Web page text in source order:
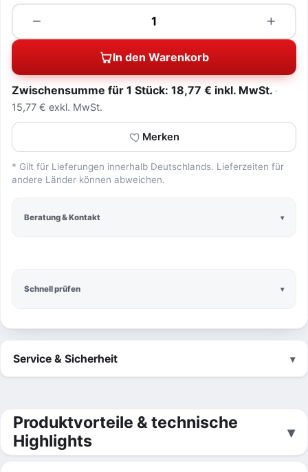
Schnell prüfen
−
Menge +
In den Warenkorb
Zwischensumme für 1 Stück: 18,77 € inkl. MwSt.
15,77 € exkl. MwSt.
Merken
* Gilt für Lieferungen innerhalb Deutschlands. Lieferzeiten für
andere Länder können abweichen.
Beratung & Kontakt
Service & Sicherheit
Produktvorteile & technische
Highlights